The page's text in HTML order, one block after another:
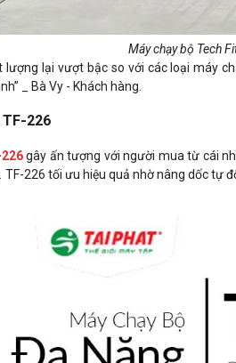
Máy chạy bộ Tech
lượng lại vượt bậc so với các loại máy
_ Bà Vy - Khách hàng.
226
gây ấn tượng với người mua từ cái
226 tối ưu hiệu quả nhờ nâng dốc tự